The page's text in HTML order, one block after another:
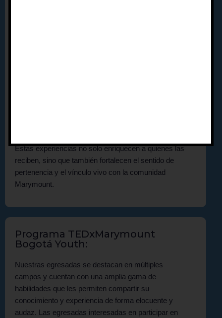
Estas experiencias no solo enriquecen a quienes las
reciben, sino que también fortalecen el sentido de
pertenencia y el vínculo vivo con la comunidad
Marymount.
Programa TEDxMarymount
Bogotá Youth:
Nuestras egresadas se destacan en múltiples
campos y cuentan con una amplia gama de
habilidades que les permiten compartir su
conocimiento y experiencia de forma elocuente y
audaz. Las egresadas interesadas en participar en